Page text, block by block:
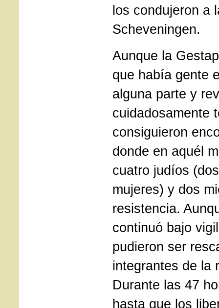
los condujeron a
Scheveningen.
Aunque la
que había gente
alguna parte y
cuidadosamente
consiguieron
donde en aquél
cuatro judíos
mujeres) y dos
resistencia.
continuó bajo
pudieron ser
integrantes de la
Durante las 47
hasta que los